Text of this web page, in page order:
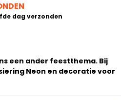
dag verzonden
een ander feestthema. Bij
Neon en decoratie voor